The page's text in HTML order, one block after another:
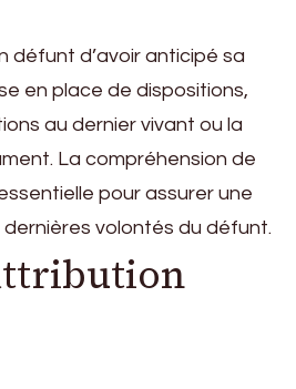
défunt d’avoir anticipé sa
en place de dispositions,
au dernier vivant ou la
La compréhension de
pour assurer une
volontés du défunt.